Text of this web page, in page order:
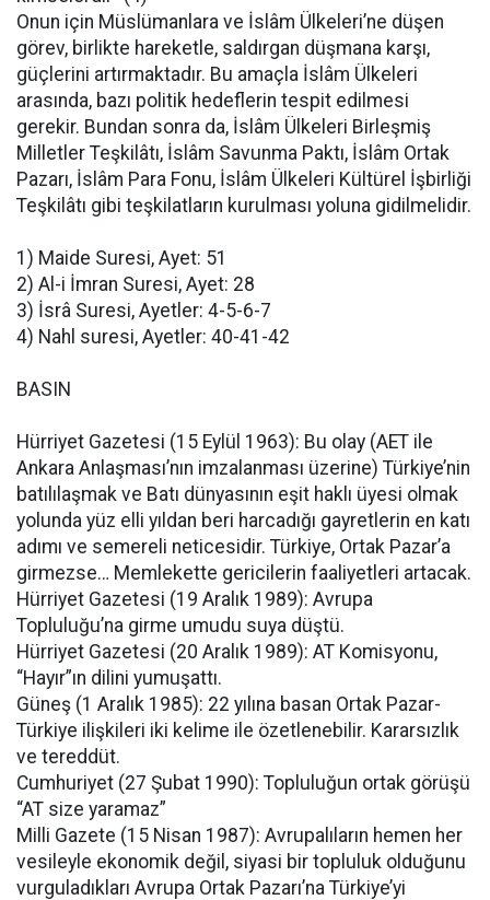
Onun için Müslümanlara ve İslâm Ülkeleri’ne düşen
görev, birlikte hareketle, saldırgan düşmana karşı,
güçlerini artırmaktadır. Bu amaçla İslâm Ülkeleri
arasında, bazı politik hedeflerin tespit edilmesi
gerekir. Bundan sonra da, İslâm Ülkeleri Birleşmiş
Milletler Teşkilâtı, İslâm Savunma Paktı, İslâm Ortak
Pazarı, İslâm Para Fonu, İslâm Ülkeleri Kültürel İşbirliği
Teşkilâtı gibi teşkilatların kurulması yoluna gidilmelidir.
1) Maide Suresi, Ayet: 51
2) Al-i İmran Suresi, Ayet: 28
3) İsrâ Suresi, Ayetler: 4-5-6-7
4) Nahl suresi, Ayetler: 40-41-42
BASIN
Hürriyet Gazetesi (15 Eylül 1963): Bu olay (AET ile
Ankara Anlaşması’nın imzalanması üzerine) Türkiye’nin
batılılaşmak ve Batı dünyasının eşit haklı üyesi olmak
yolunda yüz elli yıldan beri harcadığı gayretlerin en katı
adımı ve semereli neticesidir. Türkiye, Ortak Pazar’a
girmezse… Memlekette gericilerin faaliyetleri artacak.
Hürriyet Gazetesi (19 Aralık 1989): Avrupa
Topluluğu’na girme umudu suya düştü.
Hürriyet Gazetesi (20 Aralık 1989): AT Komisyonu,
“Hayır”ın dilini yumuşattı.
Güneş (1 Aralık 1985): 22 yılına basan Ortak Pazar-
Türkiye ilişkileri iki kelime ile özetlenebilir. Kararsızlık
ve tereddüt.
Cumhuriyet (27 Şubat 1990): Topluluğun ortak görüşü
“AT size yaramaz”
Milli Gazete (15 Nisan 1987): Avrupalıların hemen her
vesileyle ekonomik değil, siyasi bir topluluk olduğunu
vurguladıkları Avrupa Ortak Pazarı’na Türkiye’yi